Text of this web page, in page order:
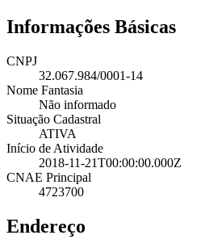
Informações Básicas
CNPJ
32.067.984/0001-14
Nome Fantasia
Não informado
Situação Cadastral
ATIVA
Início de Atividade
2018-11-21T00:00:00.000Z
CNAE Principal
4723700
Endereço